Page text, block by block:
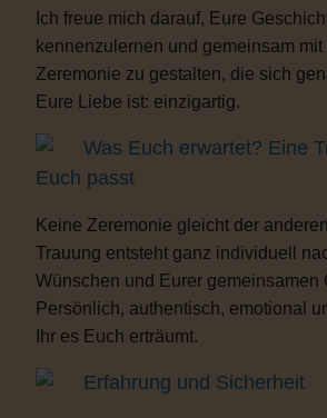
Ich freue mich darauf, Eure
kennenzulernen und gemeinsam
Zeremonie zu gestalten, die sich
Eure Liebe ist: einzigartig.
Was Euch erwartet? Eine
Euch passt
Keine Zeremonie gleicht der
Trauung entsteht ganz individuell
Wünschen und Eurer gemeinsamen
Persönlich, authentisch, emotional
Ihr es Euch erträumt.
Erfahrung und Sicherheit